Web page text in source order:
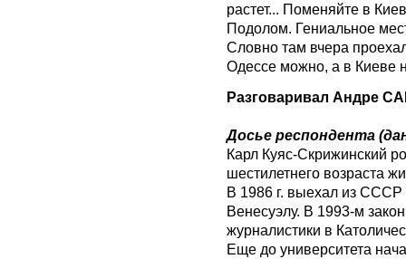
растет... Поменяйте в
Подолом. Гениальное
Словно там вчера
Одессе можно, а в Киеве
Разговаривал Андре
Досье респондента
Карл Куяс-Скрижинский
шестилетнего возраста
В 1986 г. выехал из СССР
Венесуэлу. В 1993-м
журналистики в
Еще до университета